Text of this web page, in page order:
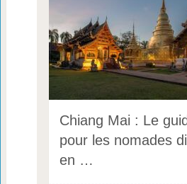
Chiang Mai : Le
pour les nomades
en …